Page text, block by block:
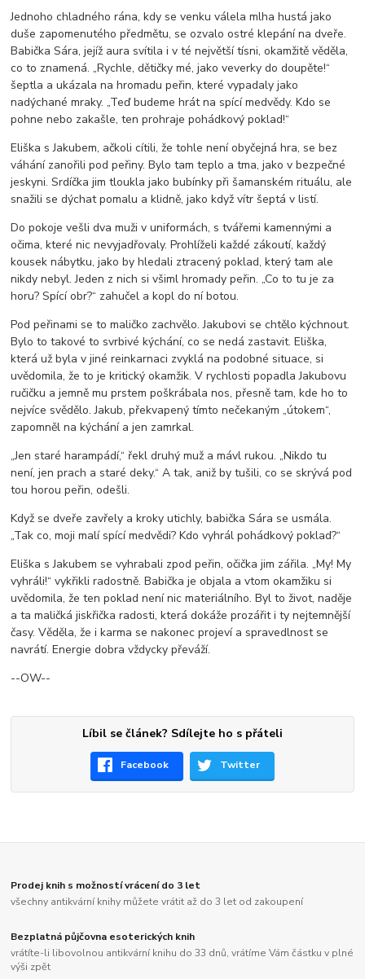
Jednoho chladného rána, kdy se venku válela mlha hustá jako
duše zapomenutého předmětu, se ozvalo ostré klepání na dveře.
Babička Sára, jejíž aura svítila i v té největší tísni, okamžitě věděla,
co to znamená. „Rychle, dětičky mé, jako veverky do doupěte!“
šeptla a ukázala na hromadu peřin, které vypadaly jako
nadýchané mraky. „Teď budeme hrát na spící medvědy. Kdo se
pohne nebo zakašle, ten prohraje pohádkový poklad!“
Eliška s Jakubem, ačkoli cítili, že tohle není obyčejná hra, se bez
váhání zanořili pod peřiny. Bylo tam teplo a tma, jako v bezpečné
jeskyni. Srdíčka jim tloukla jako bubínky při šamanském rituálu, ale
snažili se dýchat pomalu a klidně, jako když vítr šeptá v listí.
Do pokoje vešli dva muži v uniformách, s tvářemi kamennými a
očima, které nic nevyjadřovaly. Prohlíželi každé zákoutí, každý
kousek nábytku, jako by hledali ztracený poklad, který tam ale
nikdy nebyl. Jeden z nich si všiml hromady peřin. „Co to tu je za
horu? Spící obr?“ zahučel a kopl do ní botou.
Pod peřinami se to maličko zachvělo. Jakubovi se chtělo kýchnout.
Bylo to takové to svrbivé kýchání, co se nedá zastavit. Eliška,
která už byla v jiné reinkarnaci zvyklá na podobné situace, si
uvědomila, že to je kritický okamžik. V rychlosti popadla Jakubovu
ručičku a jemně mu prstem poškrábala nos, přesně tam, kde ho to
nejvíce svědělo. Jakub, překvapený tímto nečekaným „útokem“,
zapomněl na kýchání a jen zamrkal.
„Jen staré harampádí,“ řekl druhý muž a mávl rukou. „Nikdo tu
není, jen prach a staré deky.“ A tak, aniž by tušili, co se skrývá pod
tou horou peřin, odešli.
Když se dveře zavřely a kroky utichly, babička Sára se usmála.
„Tak co, moji malí spící medvědi? Kdo vyhrál pohádkový poklad?“
Eliška s Jakubem se vyhrabali zpod peřin, očička jim zářila. „My! My
vyhráli!“ vykřikli radostně. Babička je objala a vtom okamžiku si
uvědomila, že ten poklad není nic materiálního. Byl to život, naděje
a ta maličká jiskřička radosti, která dokáže prozářit i ty nejtemnější
časy. Věděla, že i karma se nakonec projeví a spravedlnost se
navrátí. Energie dobra vždycky převáží.
--OW--
Líbil se článek? Sdílejte ho s přáteli
Facebook Twitter
Prodej knih s možností vrácení do 3 let
všechny antikvární knihy můžete vrátit až do 3 let od zakoupení
Bezplatná půjčovna esoterických knih
vrátíte-li libovolnou antikvární knihu do 33 dnů, vrátíme Vám částku v plné
výši zpět